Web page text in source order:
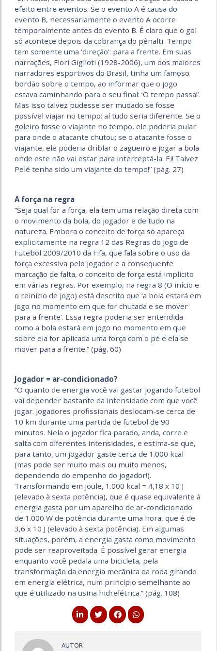
efeito entre eventos. Se o evento A é causa do
evento B, necessariamente o evento A ocorre
temporalmente antes do evento B. É claro que o gol
só acontece depois da cobrança do pênalti. Tempo
tem somente uma ‘direção’: para a frente. Em suas
narrações, Fiori Giglioti (1928-2006), um dos maiores
narradores esportivos do Brasil, tinha um famoso
bordão sobre o tempo, ao informar que o jogo
estava caminhando para o seu final: ‘O tempo passa!’.
Mas isso talvez pudesse ser mudado se fosse
possível viajar no tempo; aí tudo seria diferente. Se o
goleiro fosse o viajante no tempo, ele poderia pular
para onde o atacante chutou; se o atacante fosse o
viajante, ele poderia driblar o zagueiro e jogar a bola
onde este não vai estar para interceptá-la. Ei! Talvez
Pelé tenha sido um viajante do tempo!” (pág. 27)
A força na regra
“Seja qual for a força, ela tem uma relação direta com
o movimento da bola, do jogador e de tudo na
natureza. Embora o conceito de força só apareça
explicitamente na regra 12 das Regras do Jogo de
Futebol 2009/2010 da Fifa, que fala sobre o uso da
força excessiva pelo jogador e a consequente
marcação de falta, o conceito de força está implícito
em várias regras. Por exemplo, na regra 8 (O início e
o reinício de jogo) está descrito que ‘a bola estará em
jogo no momento em que for chutada e se mover
para a frente’. Essa regra poderia ser entendida
como a bola estará em jogo no momento em que
sobre ela for aplicada uma força com o pé e ela se
mover para a frente.” (pág. 60)
Jogador = ar-condicionado?
“O quanto de energia você vai gastar jogando futebol
vai depender bastante da intensidade com que você
jogar. Jogadores profissionais deslocam-se cerca de
10 km durante uma partida de futebol de 90
minutos. Nela o jogador fica parado, anda, corre e
salta com diferentes intensidades, e estima-se que,
para tanto, um jogador gaste cerca de 1.000 kcal
(mas pode ser muito mais ou muito menos,
dependendo do empenho do jogador!).
Transformando em joule, 1.000 kcal = 4,18 x 10 J
(elevado à sexta potência), que é quase equivalente à
energia gasta por um aparelho de ar-condicionado
de 1.000 W de potência durante uma hora, que é de
3,6 x 10 J (elevado à sexta potência). Em algumas
situações, porém, a energia gasta como movimento
pode ser reaproveitada. É possível gerar energia
enquanto você pedala uma bicicleta, pela
transformação da energia mecânica da roda girando
em energia elétrica, num princípio semelhante ao
que é utilizado na usina hidrelétrica.” (pág. 108)
AUTOR